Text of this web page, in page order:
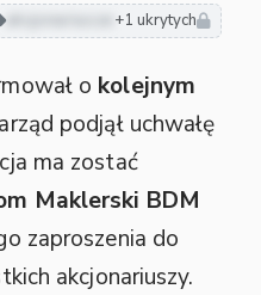
akcjonariusze +1 ukrytych
o kolejnym
podjął uchwałę
ma zostać
Maklerski BDM
zaproszenia do
akcjonariuszy.